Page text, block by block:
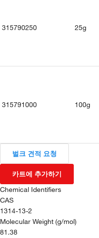
315790250 25g
315791000 100g
벌크 견적 요청
카트에 추가하기
Chemical Identifiers
CAS
1314-13-2
Molecular Weight (g/mol)
81.38